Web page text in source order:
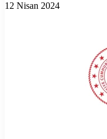
12 Nisan 2024